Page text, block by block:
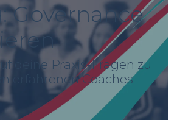
Governance
deine Praxis-Fragen zu
erfahrenen Coaches